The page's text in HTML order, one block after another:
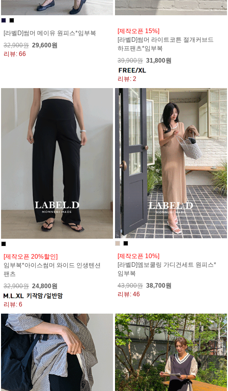
[라벨D]썸머 메이유 원피스*임부복
32,900원 29,600원
리뷰: 66
[제작오픈 15%]
[라벨D]썸머 라이트코튼 절개커브드
하프팬츠*임부복
39,900원 31,800원
리뷰: 2
[제작오픈 20%할인]
임부복*아이스썸머 와이드 인생텐션
팬츠
32,900원 24,800원
리뷰: 6
[제작오픈 10%]
[라벨D]엠보쿨링 가디건세트 원피스*
임부복
43,900원 38,700원
리뷰: 46